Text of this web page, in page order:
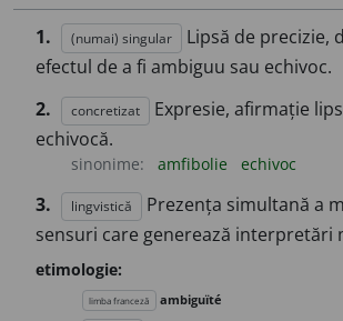
1. (numai) singular
Lipsă de precizie,
efectul de a fi ambiguu sau echivoc.
2.
concretizat
Expresie, afirmație
echivocă.
sinonime: amfibolie echivoc
3. lingvistică
Prezența simultană a
sensuri care generează interpretări
etimologie:
limba franceză
ambiguïté